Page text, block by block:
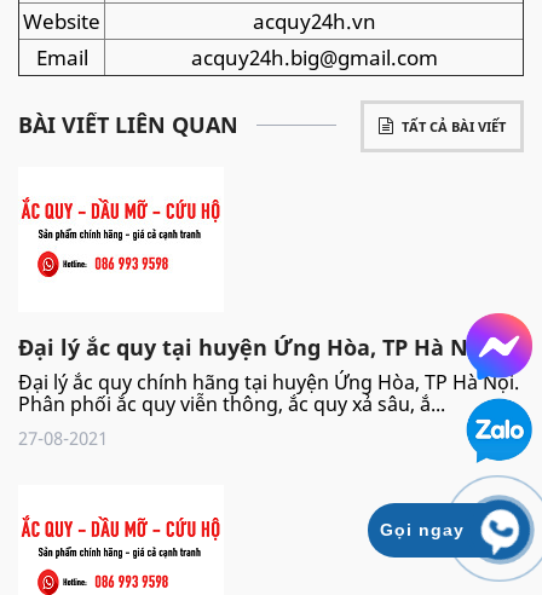
Website
acquy24h.vn
Email
acquy24h.big@gmail.com
TẤT CẢ BÀI VIẾT
BÀI VIẾT LIÊN QUAN
Đại lý ắc quy tại huyện Ứng Hòa, TP Hà N...
Đại lý ắc quy chính hãng tại huyện Ứng Hòa, TP Hà Nội.
Phân phối ắc quy viễn thông, ắc quy xả sâu, ắ...
27-08-2021
Gọi ngay